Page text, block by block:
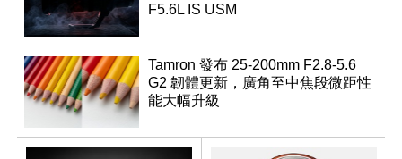
F5.6L IS USM
Tamron 發布 25-200mm F2.8-5.6
G2 韌體更新，廣角至中焦段微距性
能大幅升級